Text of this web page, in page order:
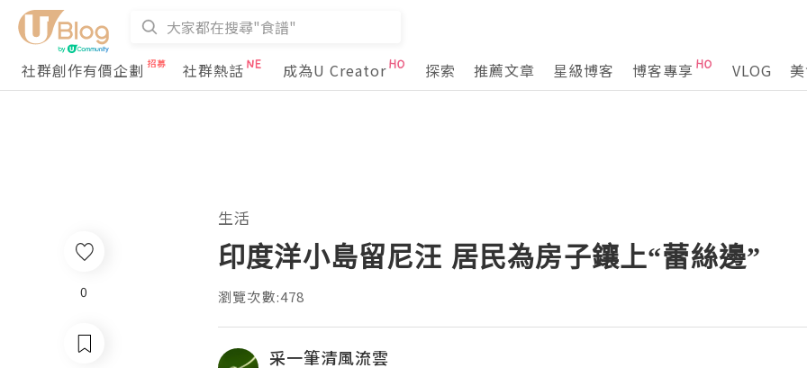
社群創作有價企劃 社群熱話 成為U Creator 探索 推薦文章 星級博客 博客專享 VLOG
生活
印度洋小島留尼汪 居民為房子鑲上“蕾絲邊”
瀏覽次數:478
采一筆清風流雲
0